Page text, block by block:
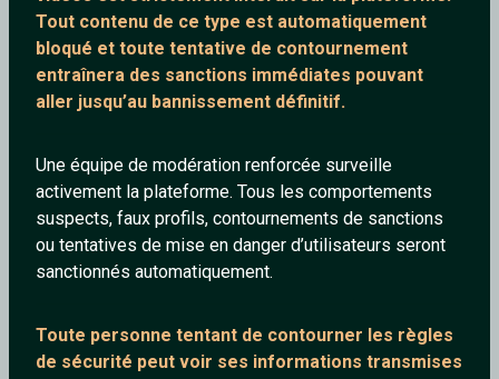
Tout contenu de ce type est automatiquement
bloqué et toute tentative de contournement
entraînera des sanctions immédiates pouvant
aller jusqu’au bannissement définitif.
Une équipe de modération renforcée surveille
activement la plateforme. Tous les comportements
suspects, faux profils, contournements de sanctions
ou tentatives de mise en danger d’utilisateurs seront
sanctionnés automatiquement.
Toute personne tentant de contourner les règles
de sécurité peut voir ses informations transmises
Aodan
49 ans
Julianvenus
49 ans